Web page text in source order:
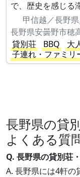
で、歴史を感じる
甲信越／長野
長野県安曇野市穂
貸別荘
BBQ 大
子連れ・ファミリ
長野県の貸
よくある質
Q. 長野県の貸別荘
A. 長野県には4軒の